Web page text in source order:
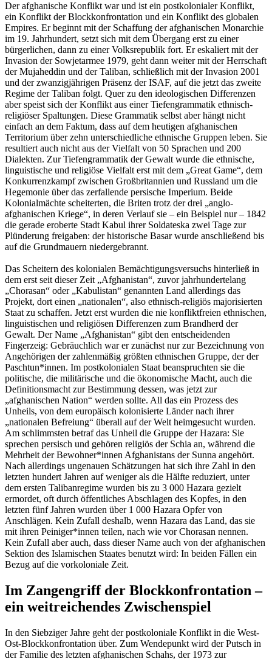
Der afghanische Konflikt war und ist ein postkolonialer Konflikt,
ein Konflikt der Blockkonfrontation und ein Konflikt des globalen
Empires. Er beginnt mit der Schaffung der afghanischen Monarchie
im 19. Jahrhundert, setzt sich mit dem Übergang erst zu einer
bürgerlichen, dann zu einer Volksrepublik fort. Er eskaliert mit der
Invasion der Sowjetarmee 1979, geht dann weiter mit der Herrschaft
der Mujaheddin und der Taliban, schließlich mit der Invasion 2001
und der zwanzigjährigen Präsenz der ISAF, auf die jetzt das zweite
Regime der Taliban folgt. Quer zu den ideologischen Differenzen
aber speist sich der Konflikt aus einer Tiefengrammatik ethnisch-
religiöser Spaltungen. Diese Grammatik selbst aber hängt nicht
einfach an dem Faktum, dass auf dem heutigen afghanischen
Territorium über zehn unterschiedliche ethnische Gruppen leben. Sie
resultiert auch nicht aus der Vielfalt von 50 Sprachen und 200
Dialekten. Zur Tiefengrammatik der Gewalt wurde die ethnische,
linguistische und religiöse Vielfalt erst mit dem „Great Game“, dem
Konkurrenzkampf zwischen Großbritannien und Russland um die
Hegemonie über das zerfallende persische Imperium. Beide
Kolonialmächte scheiterten, die Briten trotz der drei „anglo-
afghanischen Kriege“, in deren Verlauf sie – ein Beispiel nur – 1842
die gerade eroberte Stadt Kabul ihrer Soldateska zwei Tage zur
Plünderung freigaben: der historische Basar wurde anschließend bis
auf die Grundmauern niedergebrannt.
Das Scheitern des kolonialen Bemächtigungsversuchs hinterließ in
dem erst seit dieser Zeit „Afghanistan“, zuvor jahrhundertelang
„Chorasan“ oder „Kabulistan“ genannten Land allerdings das
Projekt, dort einen „nationalen“, also ethnisch-religiös majorisierten
Staat zu schaffen. Jetzt erst wurden die nie konfliktfreien ethnischen,
linguistischen und religiösen Differenzen zum Brandherd der
Gewalt. Der Name „Afghanistan“ gibt den entscheidenden
Fingerzeig: Gebräuchlich war er zunächst nur zur Bezeichnung von
Angehörigen der zahlenmäßig größten ethnischen Gruppe, der der
Paschtun*innen. Im postkolonialen Staat beanspruchten sie die
politische, die militärische und die ökonomische Macht, auch die
Definitionsmacht zur Bestimmung dessen, was jetzt zur
„afghanischen Nation“ werden sollte. All das ein Prozess des
Unheils, von dem europäisch kolonisierte Länder nach ihrer
„nationalen Befreiung“ überall auf der Welt heimgesucht wurden.
Am schlimmsten betraf das Unheil die Gruppe der Hazara: Sie
sprechen persisch und gehören religiös der Schia an, während die
Mehrheit der Bewohner*innen Afghanistans der Sunna angehört.
Nach allerdings ungenauen Schätzungen hat sich ihre Zahl in den
letzten hundert Jahren auf weniger als die Hälfte reduziert, unter
dem ersten Talibanregime wurden bis zu 3 000 Hazara gezielt
ermordet, oft durch öffentliches Abschlagen des Kopfes, in den
letzten fünf Jahren wurden über 1 000 Hazara Opfer von
Anschlägen. Kein Zufall deshalb, wenn Hazara das Land, das sie
mit ihren Peiniger*innen teilen, nach wie vor Chorasan nennen.
Kein Zufall aber auch, dass dieser Name auch von der afghanischen
Sektion des Islamischen Staates benutzt wird: In beiden Fällen ein
Bezug auf die vorkoloniale Zeit.
Im Zangengriff der Blockkonfrontation –
ein weitreichendes Zwischenspiel
In den Siebziger Jahre geht der postkoloniale Konflikt in die West-
Ost-Blockkonfrontation über. Zum Wendepunkt wird der Putsch in
der Familie des letzten afghanischen Schahs, der 1973 zur